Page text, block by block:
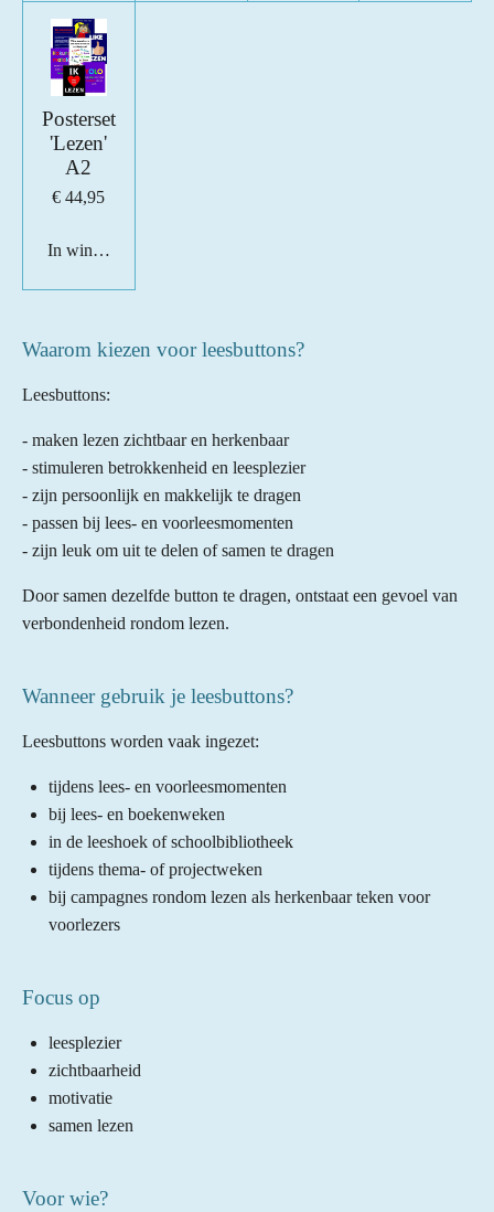
Posterset
'Lezen'
A2
€ 44,95
In winkelwagen
Waarom kiezen voor leesbuttons?
Leesbuttons:
- maken lezen zichtbaar en herkenbaar
- stimuleren betrokkenheid en leesplezier
- zijn persoonlijk en makkelijk te dragen
- passen bij lees- en voorleesmomenten
- zijn leuk om uit te delen of samen te dragen
Door samen dezelfde button te dragen, ontstaat een gevoel van
verbondenheid rondom lezen.
Wanneer gebruik je leesbuttons?
Leesbuttons worden vaak ingezet:
tijdens lees- en voorleesmomenten
bij lees- en boekenweken
in de leeshoek of schoolbibliotheek
tijdens thema- of projectweken
bij campagnes rondom lezen als herkenbaar teken voor
voorlezers
Focus op
leesplezier
zichtbaarheid
motivatie
samen lezen
Voor wie?